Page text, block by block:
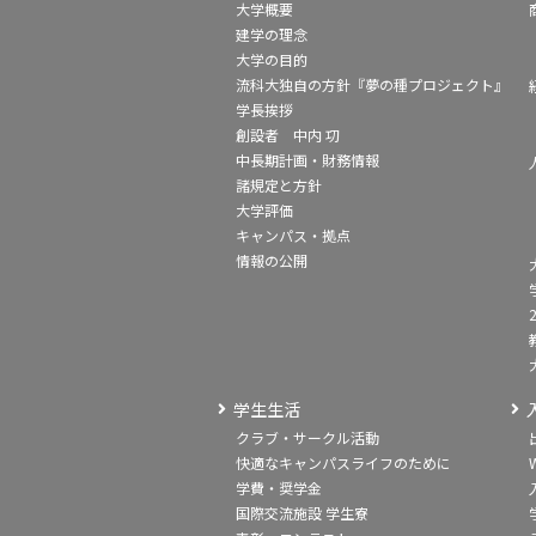
大学概要
建学の理念
大学の目的
流科大独自の方針『夢の種プロジェクト』
学長挨拶
創設者 中内 㓛
中長期計画・財務情報
諸規定と方針
大学評価
キャンパス・拠点
情報の公開
学生生活
クラブ・サークル活動
快適なキャンパスライフのために
学費・奨学金
国際交流施設 学生寮